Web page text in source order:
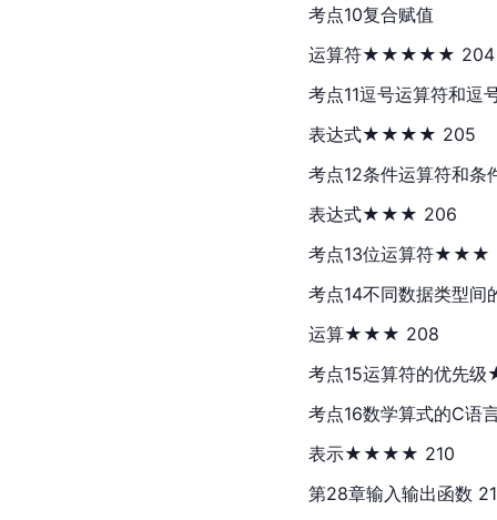
考点10复合赋值
运算符★★★★★ 204
考点11逗号运算符和逗
表达式★★★★ 205
考点12条件运算符和条
表达式★★★ 206
考点13位运算符★★★
考点14不同数据类型间
运算★★★ 208
考点15运算符的优
考点16数学算式的C语
表示★★★★ 210
第28章输入输出函数